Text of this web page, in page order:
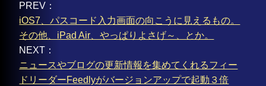
PREV：
iOS7、パスコード入力画面の向こうに見えるもの。
その他、iPad Air、やっぱりよさげ～、とか。
NEXT：
ニュースやブログの更新情報を集めてくれるフィー
ドリーダーFeedlyがバージョンアップで起動３倍